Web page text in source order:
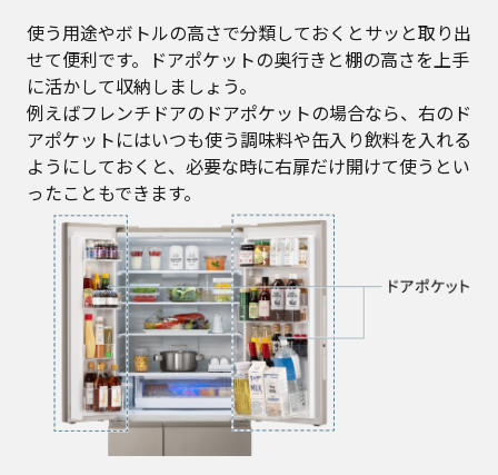
使う用途やボトルの高さで分類しておくとサッと取り出
せて便利です。ドアポケットの奥行きと棚の高さを上手
に活かして収納しましょう。
例えばフレンチドアのドアポケットの場合なら、右のド
アポケットにはいつも使う調味料や缶入り飲料を入れる
ようにしておくと、必要な時に右扉だけ開けて使うとい
ったこともできます。